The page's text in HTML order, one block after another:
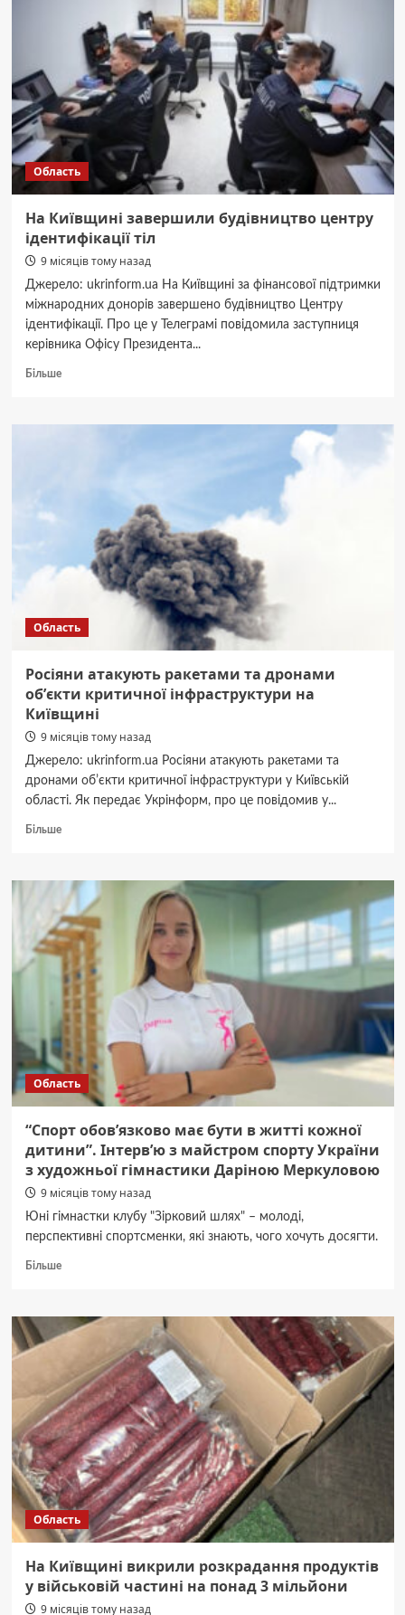
нові
шкільні
автобуси
(ФОТО)
Область
На Київщині завершили будівництво центру
ідентифікації тіл
9 місяців тому назад
Джерело: ukrinform.ua На Київщині за фінансової підтримки
міжнародних донорів завершено будівництво Центру
ідентифікації. Про це у Телеграмі повідомила заступниця
керівника Офісу Президента...
БільшеДокладніше
Київщині
Область
Росіяни атакують ракетами та дронами
обʼєкти критичної інфраструктури на
Київщині
9 місяців тому назад
Джерело: ukrinform.ua Росіяни атакують ракетами та
дронами обʼєкти критичної інфраструктури у Київській
області. Як передає Укрінформ, про це повідомив у...
БільшеДокладніше
атакують
ракетами
та
дронами
обʼєкти
критичної
інфраструктури
на
Київщині
Область
“Спорт обов’язково має бути в житті кожної
дитини”. Інтерв’ю з майстром спорту України
з художньої гімнастики Даріною Меркуловою
9 місяців тому назад
Юні гімнастки клубу "Зірковий шлях" – молоді,
перспективні спортсменки, які знають, чого хочуть досягти.
БільшеДокладніше
обов’язково
має
житті
кожної
дитини”.
Інтерв’ю
з
майстром
спорту
України
з
художньої
Даріною
Меркуловою
Область
На Київщині викрили розкрадання продуктів
у військовій частині на понад 3 мільйони
9 місяців тому назад